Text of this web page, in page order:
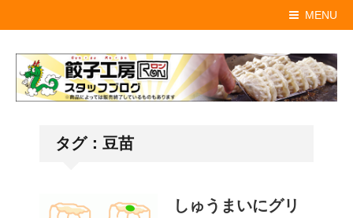
MENU
タグ：豆苗
しゅうまいにグリ